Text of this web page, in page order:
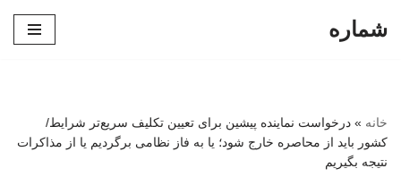
شماره
خانه » درخواست نماینده پیشین برای تعیین تکلیف سریع‌تر شرایط/
کشور باید از محاصره خارج شود؛ یا به فاز نظامی برگردیم یا از مذاکرات
نتیجه بگیریم